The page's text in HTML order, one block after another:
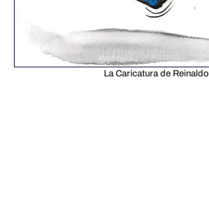
La Caricatura de Reinaldo